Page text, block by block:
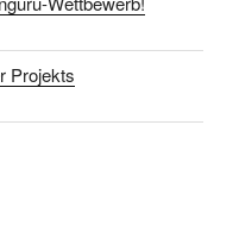
Projekts